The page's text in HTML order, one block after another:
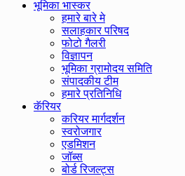
भूमिका भास्कर
हमारे बारे मे
सलाहकार परिषद
फोटो गैलरी
विज्ञापन
भूमिका ग्रामोदय समिति
संपादकीय टीम
हमारे प्रतिनिधि
कॅरियर
करियर मार्गदर्शन
स्वरोजगार
एडमिशन
जॉब्स
बोर्ड रिजल्ट्स